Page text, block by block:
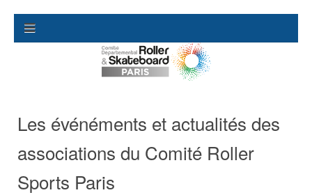
Les événéments et actualités des
associations du Comité Roller
Sports Paris